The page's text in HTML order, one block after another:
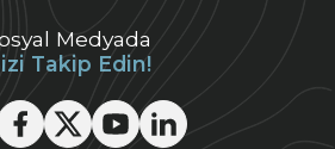
Medyada
Takip Edin!